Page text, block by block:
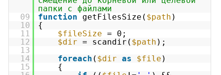
папки с файлами
09
function getFilesSize( $path )
10
{
11
$fileSize = 0;
12
$dir = scandir( $path );
13
14
foreach ( $dir as $file )
15
{